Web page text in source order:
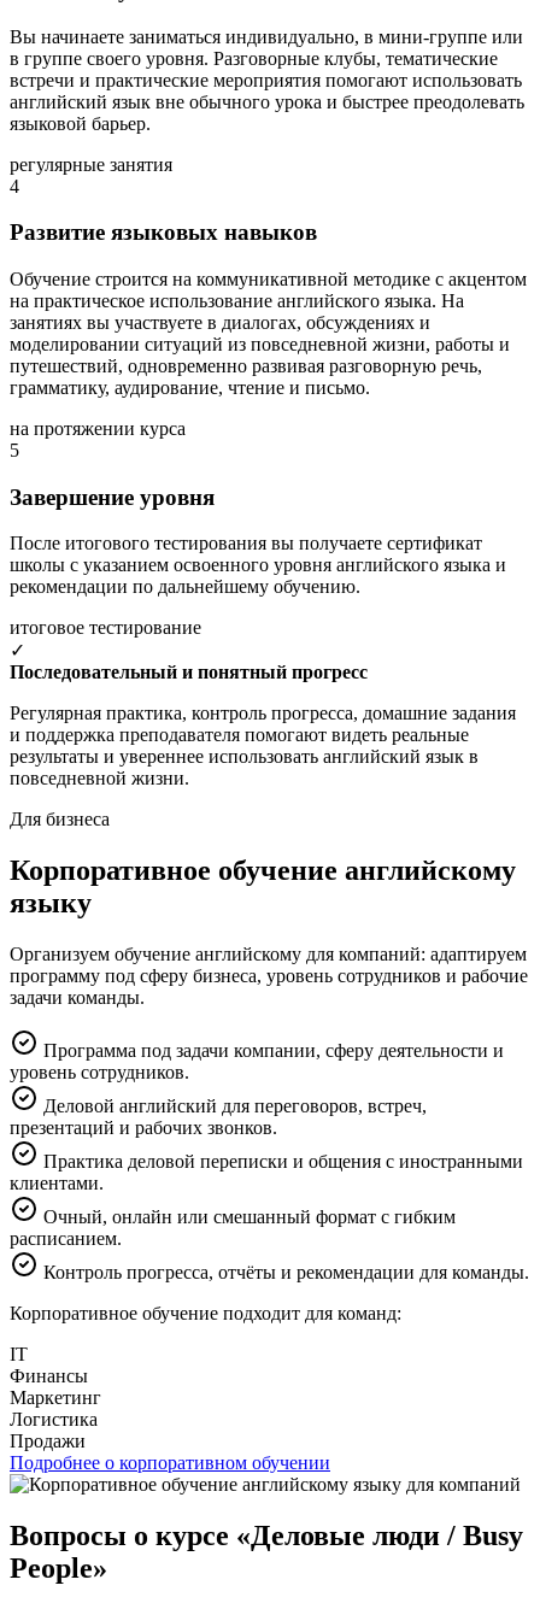
Вы начинаете заниматься индивидуально, в мини-группе или
в группе своего уровня. Разговорные клубы, тематические
встречи и практические мероприятия помогают использовать
английский язык вне обычного урока и быстрее преодолевать
языковой барьер.
регулярные занятия
4
Развитие языковых навыков
Обучение строится на коммуникативной методике с акцентом
на практическое использование английского языка. На
занятиях вы участвуете в диалогах, обсуждениях и
моделировании ситуаций из повседневной жизни, работы и
путешествий, одновременно развивая разговорную речь,
грамматику, аудирование, чтение и письмо.
на протяжении курса
5
Завершение уровня
После итогового тестирования вы получаете сертификат
школы с указанием освоенного уровня английского языка и
рекомендации по дальнейшему обучению.
итоговое тестирование
✓
Последовательный и понятный прогресс
Регулярная практика, контроль прогресса, домашние задания
и поддержка преподавателя помогают видеть реальные
результаты и увереннее использовать английский язык в
повседневной жизни.
Для бизнеса
Корпоративное обучение английскому
языку
Организуем обучение английскому для компаний: адаптируем
программу под сферу бизнеса, уровень сотрудников и рабочие
задачи команды.
Программа под задачи компании, сферу деятельности и
уровень сотрудников.
Деловой английский для переговоров, встреч,
презентаций и рабочих звонков.
Практика деловой переписки и общения с иностранными
клиентами.
Очный, онлайн или смешанный формат с гибким
расписанием.
Контроль прогресса, отчёты и рекомендации для команды.
Корпоративное обучение подходит для команд:
IT
Финансы
Маркетинг
Логистика
Продажи
Подробнее о корпоративном обучении
Вопросы о курсе «Деловые люди / Busy
People»